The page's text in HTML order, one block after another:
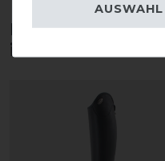
Diese Produkte
interessieren